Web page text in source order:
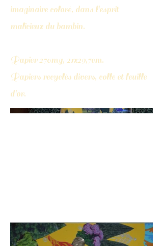
imaginaire coloré, dans l'esprit
malicieux du bambin.
Papier 270mg, 21x29,7cm.
Papiers recyclés divers, colle et feuille
d'or.